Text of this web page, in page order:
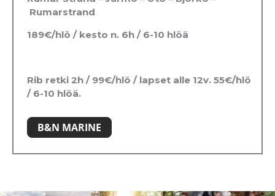
Rumarstrand
189€/hlö / kesto n. 6h / 6-10 hlöä
Rib retki 2h / 99€/hlö / lapset alle 12v. 55€/hlö
/ 6-10 hlöä.
B&N MARINE